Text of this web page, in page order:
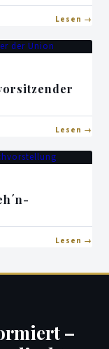
Lesen
Lesen
Lesen
–